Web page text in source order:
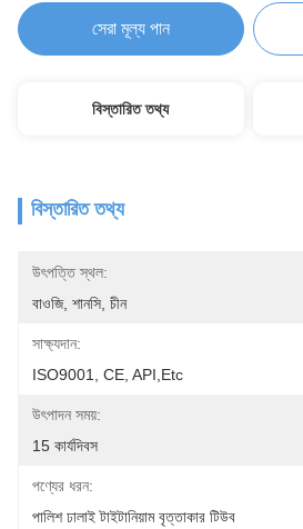
সেরা মূল্য পান
বিস্তারিত তথ্য
বিস্তারিত তথ্য
উৎপত্তি স্থল:
বাওজি, শানসি, চীন
সাক্ষ্যদান:
ISO9001, CE, API,etc
উৎপাদন সময়:
15 কার্যদিবস
পণ্যের ধরন:
পালিশ ঢালাই টাইটানিয়াম বৃত্তাকার টিউব